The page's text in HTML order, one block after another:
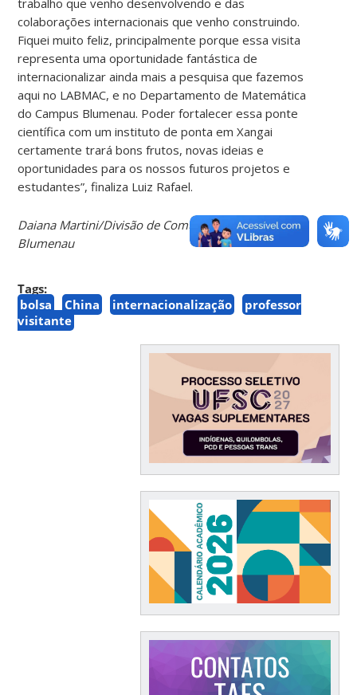
colaborações internacionais que venho construindo.
Fiquei muito feliz, principalmente porque essa visita
representa uma oportunidade fantástica de
internacionalizar ainda mais a pesquisa que fazemos
aqui no LABMAC, e no Departamento de Matemática
do Campus Blumenau. Poder fortalecer essa ponte
científica com um instituto de ponta em Xangai
certamente trará bons frutos, novas ideias e
oportunidades para os nossos futuros projetos e
estudantes”, finaliza Luiz Rafael.
Daiana Martini/Divisão de Comunicação UFSC
Blumenau
Tags:
bolsa
China internacionalização
professor
visitante